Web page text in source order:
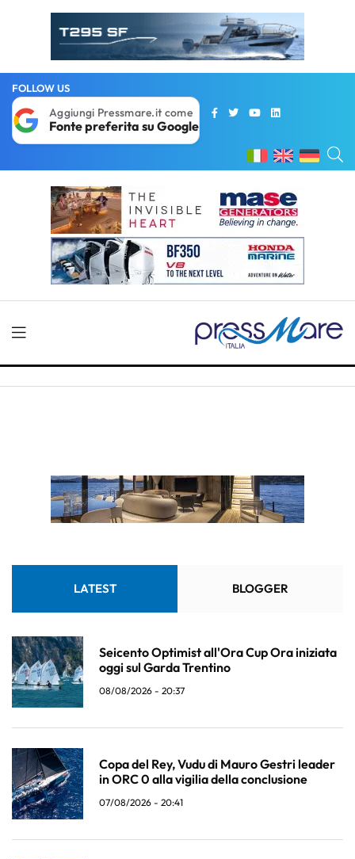
FOLLOW US
Aggiungi Pressmare.it come
Fonte preferita su Google
LATEST BLOGGER
Seicento Optimist all'Ora Cup Ora iniziata
oggi sul Garda Trentino
08/08/2026 - 20:37
Copa del Rey, Vudu di Mauro Gestri leader
in ORC 0 alla vigilia della conclusione
07/08/2026 - 20:41